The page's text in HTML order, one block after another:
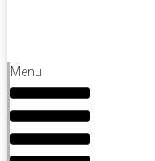
Menu